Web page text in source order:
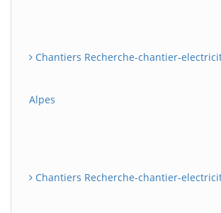
Chantiers Recherche-chantier-
Alpes
Chantiers Recherche-chantier-